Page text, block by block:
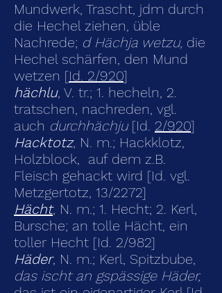
Mundwerk, Trascht, jdm durch
die Hechel ziehen, üble
Nachrede; d Hächja wetzu, die
Hechel schärfen, den Mund
wetzen [Id. 2/920]
hächlu, V. tr.; 1. hecheln, 2.
tratschen, nachreden, vgl.
auch durchhächju[Id. 2/920]
Hacktotz, N. m.; Hackklotz,
Holzblock, auf dem z.B.
Fleisch gehackt wird [Id. vgl.
Metzgertotz, 13/2272]
Hächt, N. m.; 1. Hecht; 2. Kerl,
Bursche; an tolle Hächt, ein
toller Hecht [Id. 2/982]
Häder, N. m.; Kerl, Spitzbube,
das ischt an gspässige Häder,